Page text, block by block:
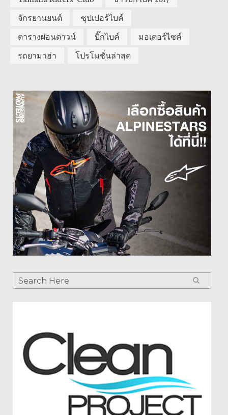
จักรยานยนต์
ซุปเปอร์ไบค์
ตารางผ่อนดาวน์
บิ๊กไบค์
มอเตอร์ไซค์
รถยามาฮ่า
โปรโมชั่นล่าสุด